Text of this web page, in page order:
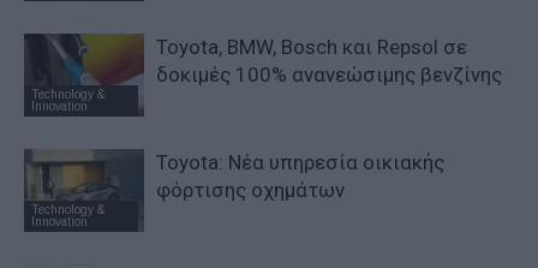
Technology &
Innovation
Toyota, BMW, Bosch και Repsol σε
δοκιμές 100% ανανεώσιμης βενζίνης
Technology &
Innovation
Toyota: Νέα υπηρεσία οικιακής
φόρτισης οχημάτων